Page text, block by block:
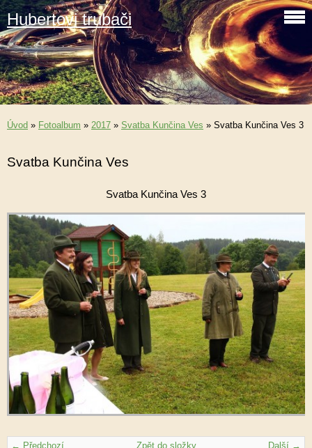
Hubertovi trubači
Úvod » Fotoalbum » 2017 » Svatba Kunčina Ves » Svatba Kunčina Ves 3
Svatba Kunčina Ves
Svatba Kunčina Ves 3
← Předchozí Další →
Zpět do složky